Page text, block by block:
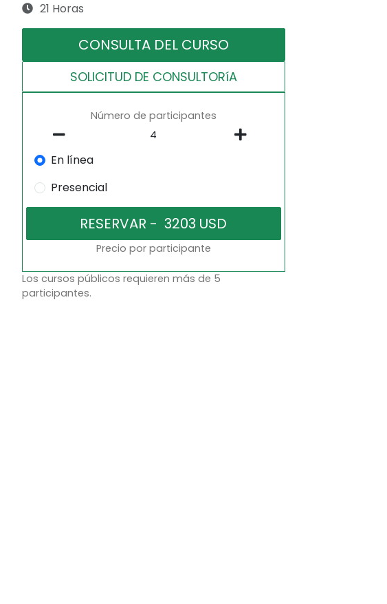
21 Horas
CONSULTA DEL CURSO
SOLICITUD DE CONSULTORíA
Número de participantes
En línea
Presencial
Precio por participante
Los cursos públicos requieren más de 5
participantes.